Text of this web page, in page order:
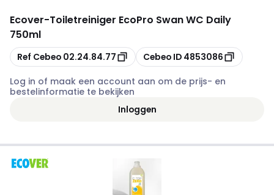
Ecover-Toiletreiniger EcoPro Swan WC Daily
750ml
Kopiëren
Ref Cebeo 02.24.84.77 Kopiëren
Cebeo ID 4853086
Log in of maak een account aan om de prijs- en
bestelinformatie te bekijken
Inloggen